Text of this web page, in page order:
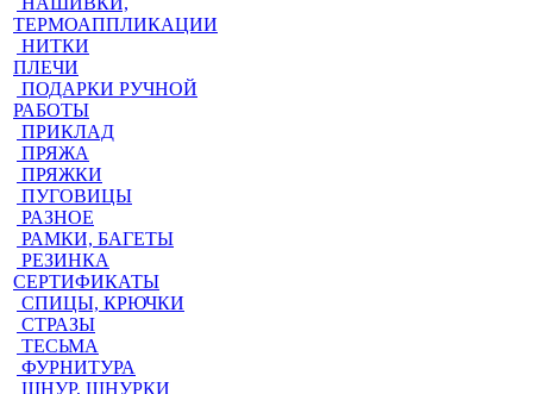
ТЕРМОАППЛИКАЦИИ
НИТКИ
ПЛЕЧИ
ПОДАРКИ РУЧНОЙ
РАБОТЫ
ПРИКЛАД
ПРЯЖА
ПРЯЖКИ
ПУГОВИЦЫ
РАЗНОЕ
РАМКИ, БАГЕТЫ
РЕЗИНКА
СЕРТИФИКАТЫ
СПИЦЫ, КРЮЧКИ
СТРАЗЫ
ТЕСЬМА
ФУРНИТУРА
ШНУР, ШНУРКИ